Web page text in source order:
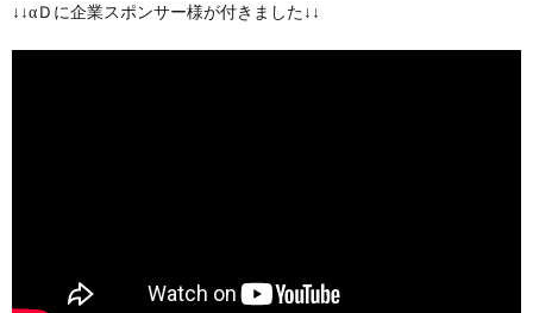
↓↓αＤに企業スポンサー様が付きました↓↓